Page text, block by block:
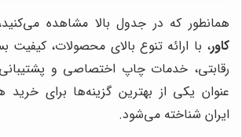
همانطور که در جدول بالا مشاهده
کاور، با ارائه تنوع بالای محصولات، کیفیت
رقابتی، خدمات چاپ اختصاصی و
عنوان یکی از بهترین گزینه‌ها برای خرید
ایران شناخته می‌شود.